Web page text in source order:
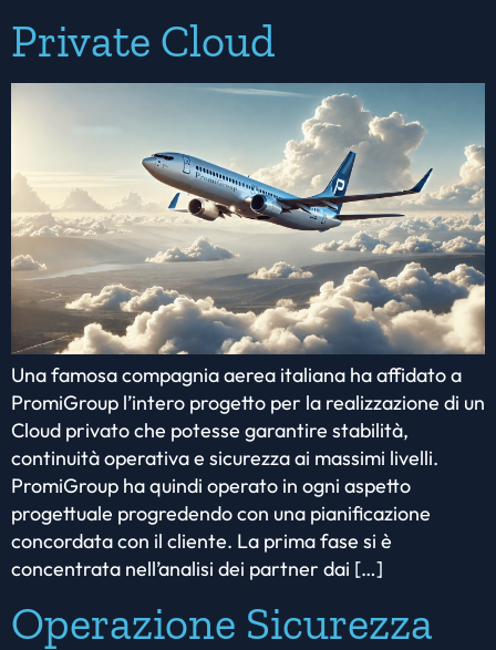
Private Cloud
Una famosa compagnia aerea italiana ha affidato a
PromiGroup l’intero progetto per la realizzazione di un
Cloud privato che potesse garantire stabilità,
continuità operativa e sicurezza ai massimi livelli.
PromiGroup ha quindi operato in ogni aspetto
progettuale progredendo con una pianificazione
concordata con il cliente. La prima fase si è
concentrata nell’analisi dei partner dai […]
Operazione Sicurezza